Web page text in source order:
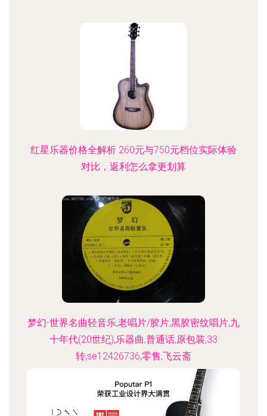
红星乐器价格全解析 260元与750元档位实际体验
对比，返利怎么拿更划算
梦幻-世界名曲轻音乐,老唱片/胶片,黑胶密纹唱片,九
十年代(20世纪),乐器曲,普通话,原包装,33
转,se12426736,零售,飞云斋